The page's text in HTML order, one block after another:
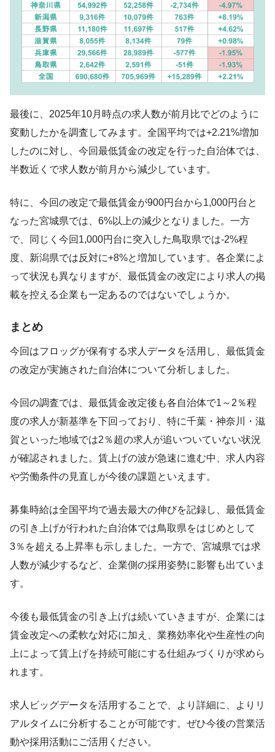
最後に、2025年10月時点の求人数が前月比でどのように
変動したかを調査してみます。全国平均では+2.21%増加
したのに対し、今回最低賃金の改定を行った自治体では、
半数近くで求人数が前月から減少しています。
特に、今回の改定で最低賃金が900円台から1,000円台と
なった宮城県では、6%以上の減少となりました。一方
で、同じく今回1,000円台に突入した鳥取県では-2%程
度、新潟県では反対に+8%と増加しています。各企業によ
って状況も異なりますが、最低賃金の改定により求人の掲
載を控える企業も一定あるのではないでしょうか。
まとめ
今回はフロッグが保有する求人データを活用し、最低賃金
の改定が実施された自治体について分析しました。
今回の調査では、最低賃金改定後も各自治体で1～2％程
度の求人が新基準を下回っており、特に千葉・神奈川・滋
賀といった地域では2％超の求人が追いついていない状況
が確認されました。賃上げの波が急速に進む中、求人内容
や労働条件の見直しが今後の課題といえます。
募集時給は全国平均で過去最大の伸びを記録し、最低賃金
の引き上げが行われた自治体では鳥取県をはじめとして
3％を超える上昇率も示しました。一方で、宮城県では求
人数が減少するなど、企業側の採用姿勢に影響も出ていま
す。
今後も最低賃金の引き上げは続いていきますが、企業には
賃金改定への柔軟な対応に加え、業務効率化や生産性の向
上によって賃上げを持続可能にする仕組みづくりが求めら
れます。
求人ビッグデータを活用することで、より詳細に、よりリ
アルタイムに分析することが可能です。ぜひ今後の営業活
動や採用活動にご活用ください。